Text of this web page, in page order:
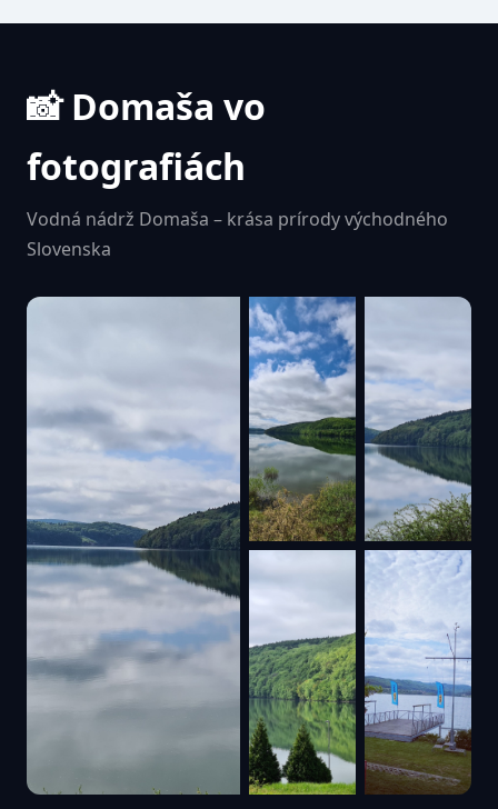
📸 Domaša vo
fotografiách
Vodná nádrž Domaša – krása prírody východného
Slovenska